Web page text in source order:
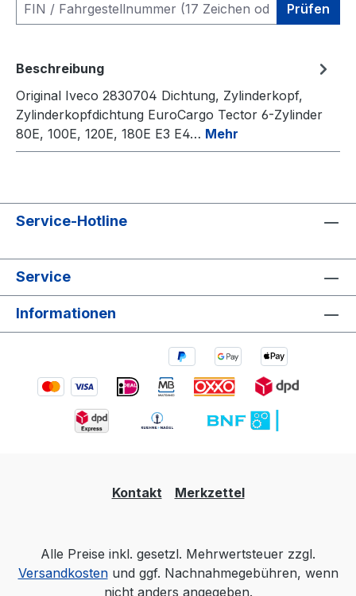
Prüfen
Beschreibung
Original Iveco 2830704 Dichtung, Zylinderkopf,
Zylinderkopfdichtung EuroCargo Tector 6-Zylinder
80E, 100E, 120E, 180E E3 E4… Mehr
Service-Hotline
Service
Informationen
Kontakt Merkzettel
Alle Preise inkl. gesetzl. Mehrwertsteuer zzgl.
Versandkostenund ggf. Nachnahmegebühren, wenn
nicht anders angegeben.